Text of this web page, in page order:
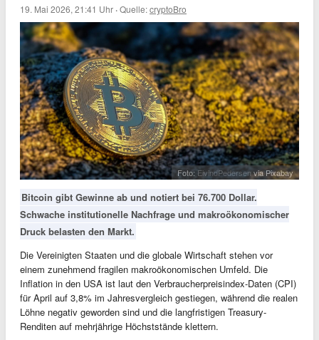
19. Mai 2026, 21:41 Uhr ·Quelle:cryptoBro
Foto: EivindPedersenvia Pixabay
Bitcoin gibt Gewinne ab und notiert bei 76.700 Dollar.
Schwache institutionelle Nachfrage und makroökonomischer
Druck belasten den Markt.
Die Vereinigten Staaten und die globale Wirtschaft stehen vor
einem zunehmend fragilen makroökonomischen Umfeld. Die
Inflation in den USA ist laut den Verbraucherpreisindex-Daten (CPI)
für April auf 3,8% im Jahresvergleich gestiegen, während die realen
Löhne negativ geworden sind und die langfristigen Treasury-
Renditen auf mehrjährige Höchststände klettern.